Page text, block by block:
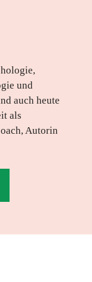
und
auch heute
als
Autorin